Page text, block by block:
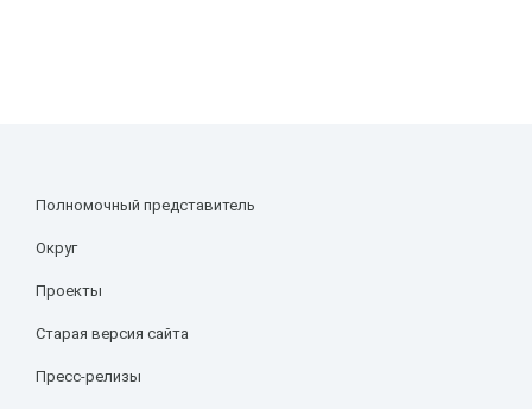
Полномочный представитель
Округ
Проекты
Старая версия сайта
Пресс-релизы